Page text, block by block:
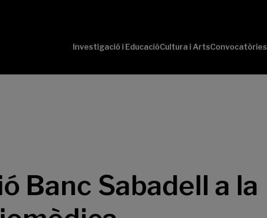
Investigació i EducacióCultura i ArtsConvocatòries
Banc Sabadell a la